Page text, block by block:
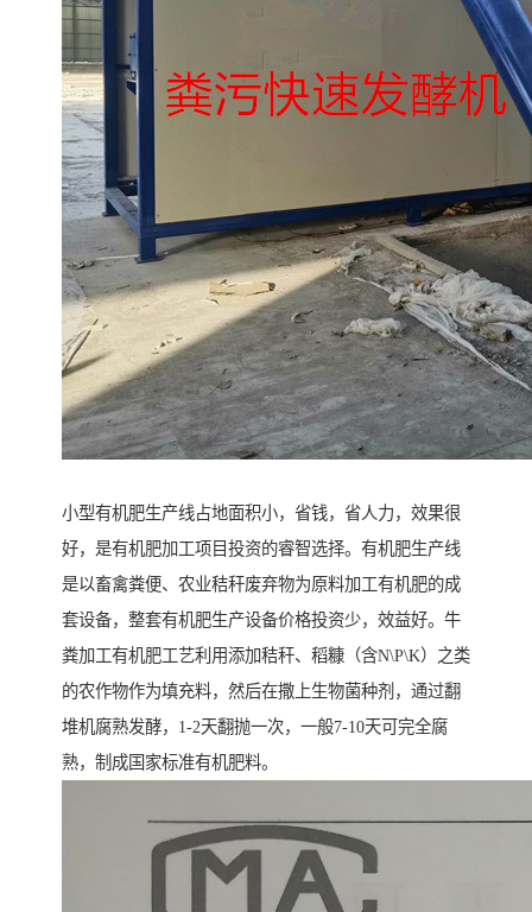
小型有机肥生产线占地面积小，省钱，省人力，效果很
好，是有机肥加工项目投资的睿智选择。有机肥生产线
是以畜禽粪便、农业秸秆废弃物为原料加工有机肥的成
套设备，整套有机肥生产设备价格投资少，效益好。牛
粪加工有机肥工艺利用添加秸秆、稻糠（含N\P\K）之类
的农作物作为填充料，然后在撒上生物菌种剂，通过翻
堆机腐熟发酵，1-2天翻抛一次，一般7-10天可完全腐
熟，制成国家标准有机肥料。